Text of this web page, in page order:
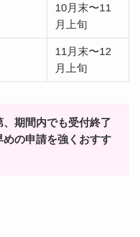
10月末〜11
月上旬
11月末〜12
月上旬
期間内でも受付終了
めの申請を強くおすす